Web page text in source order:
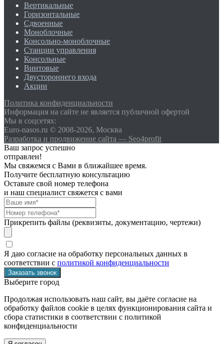
Вертикальные
Горизонтальные
Сдвоенные
Моноблочные
Консольно-моноблочные
Станции управления
Консольные
Винтовые
Двустороннего входа
Акции
Политика конфиденциальности
Информация на сайте не является публичной офертой
Мы в соцсетях:
Euro-nasos.ru © 2008-2026, Москва
Разработка и продвижение сайта — Seo4profit
Ваш запрос успешно
отправлен!
Мы свяжемся с Вами в ближайшее время.
Получите бесплатную консультацию
Оставьте свой номер телефона
и наш специалист свяжется с вами
Прикрепить файлы (реквизиты, документацию, чертежи)
Я даю согласие на обработку персональных данных в
соответствии с политикой конфиденциальности
Выберите город
Продолжая использовать наш сайт, вы даёте согласие на
обработку файлов cookie в целях функционирования сайта и
сбора статистики в соответствии с политикой
конфиденциальности